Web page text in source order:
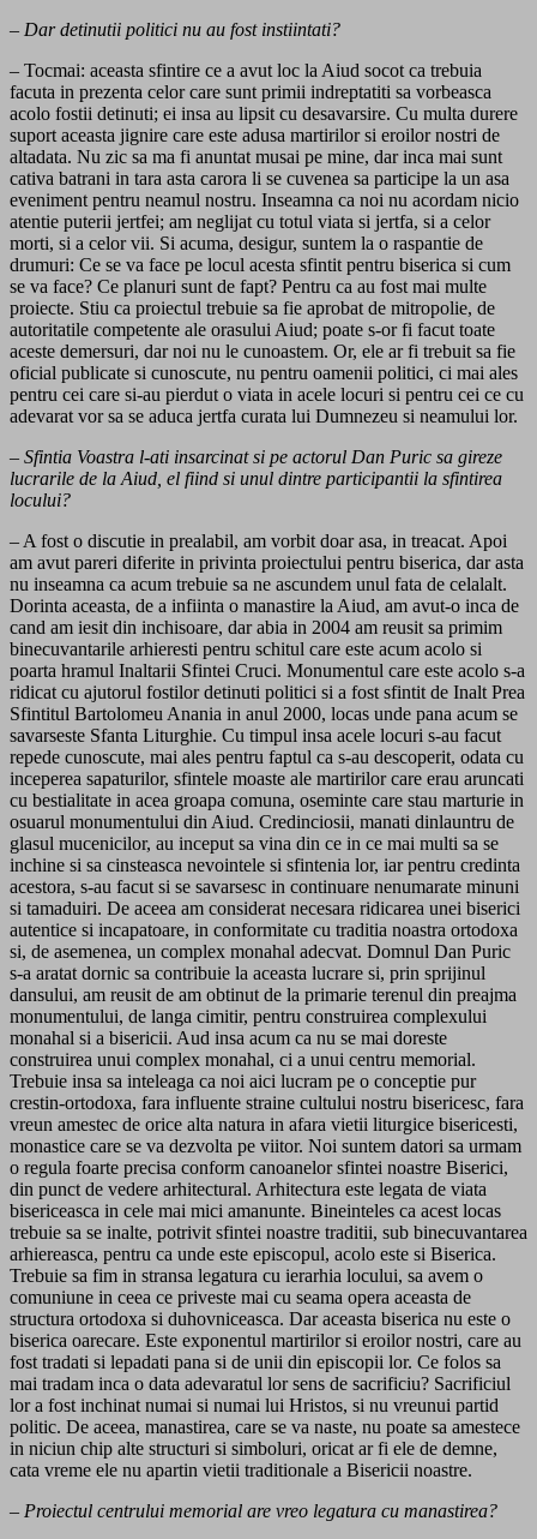
– Dar detinutii politici nu au fost instiintati?
– Tocmai: aceasta sfintire ce a avut loc la Aiud socot ca trebuia
facuta in prezenta celor care sunt primii indreptatiti sa vorbeasca
acolo fostii detinuti; ei insa au lipsit cu desavarsire. Cu multa durere
suport aceasta jignire care este adusa martirilor si eroilor nostri de
altadata. Nu zic sa ma fi anuntat musai pe mine, dar inca mai sunt
cativa batrani in tara asta carora li se cuvenea sa participe la un asa
eveniment pentru neamul nostru. Inseamna ca noi nu acordam nicio
atentie puterii jertfei; am neglijat cu totul viata si jertfa, si a celor
morti, si a celor vii. Si acuma, desigur, suntem la o raspantie de
drumuri: Ce se va face pe locul acesta sfintit pentru biserica si cum
se va face? Ce planuri sunt de fapt? Pentru ca au fost mai multe
proiecte. Stiu ca proiectul trebuie sa fie aprobat de mitropolie, de
autoritatile competente ale orasului Aiud; poate s-or fi facut toate
aceste demersuri, dar noi nu le cunoastem. Or, ele ar fi trebuit sa fie
oficial publicate si cunoscute, nu pentru oamenii politici, ci mai ales
pentru cei care si-au pierdut o viata in acele locuri si pentru cei ce cu
adevarat vor sa se aduca jertfa curata lui Dumnezeu si neamului lor.
– Sfintia Voastra l-ati insarcinat si pe actorul Dan Puric sa gireze
lucrarile de la Aiud, el fiind si unul dintre participantii la sfintirea
locului?
– A fost o discutie in prealabil, am vorbit doar asa, in treacat. Apoi
am avut pareri diferite in privinta proiectului pentru biserica, dar asta
nu inseamna ca acum trebuie sa ne ascundem unul fata de celalalt.
Dorinta aceasta, de a infiinta o manastire la Aiud, am avut-o inca de
cand am iesit din inchisoare, dar abia in 2004 am reusit sa primim
binecuvantarile arhieresti pentru schitul care este acum acolo si
poarta hramul Inaltarii Sfintei Cruci. Monumentul care este acolo s-a
ridicat cu ajutorul fostilor detinuti politici si a fost sfintit de Inalt Prea
Sfintitul Bartolomeu Anania in anul 2000, locas unde pana acum se
savarseste Sfanta Liturghie. Cu timpul insa acele locuri s-au facut
repede cunoscute, mai ales pentru faptul ca s-au descoperit, odata cu
inceperea sapaturilor, sfintele moaste ale martirilor care erau aruncati
cu bestialitate in acea groapa comuna, oseminte care stau marturie in
osuarul monumentului din Aiud. Credinciosii, manati dinlauntru de
glasul mucenicilor, au inceput sa vina din ce in ce mai multi sa se
inchine si sa cinsteasca nevointele si sfintenia lor, iar pentru credinta
acestora, s-au facut si se savarsesc in continuare nenumarate minuni
si tamaduiri. De aceea am considerat necesara ridicarea unei biserici
autentice si incapatoare, in conformitate cu traditia noastra ortodoxa
si, de asemenea, un complex monahal adecvat. Domnul Dan Puric
s-a aratat dornic sa contribuie la aceasta lucrare si, prin sprijinul
dansului, am reusit de am obtinut de la primarie terenul din preajma
monumentului, de langa cimitir, pentru construirea complexului
monahal si a bisericii. Aud insa acum ca nu se mai doreste
construirea unui complex monahal, ci a unui centru memorial.
Trebuie insa sa inteleaga ca noi aici lucram pe o conceptie pur
crestin-ortodoxa, fara influente straine cultului nostru bisericesc, fara
vreun amestec de orice alta natura in afara vietii liturgice bisericesti,
monastice care se va dezvolta pe viitor. Noi suntem datori sa urmam
o regula foarte precisa conform canoanelor sfintei noastre Biserici,
din punct de vedere arhitectural. Arhitectura este legata de viata
bisericeasca in cele mai mici amanunte. Bineinteles ca acest locas
trebuie sa se inalte, potrivit sfintei noastre traditii, sub binecuvantarea
arhiereasca, pentru ca unde este episcopul, acolo este si Biserica.
Trebuie sa fim in stransa legatura cu ierarhia locului, sa avem o
comuniune in ceea ce priveste mai cu seama opera aceasta de
structura ortodoxa si duhovniceasca. Dar aceasta biserica nu este o
biserica oarecare. Este exponentul martirilor si eroilor nostri, care au
fost tradati si lepadati pana si de unii din episcopii lor. Ce folos sa
mai tradam inca o data adevaratul lor sens de sacrificiu? Sacrificiul
lor a fost inchinat numai si numai lui Hristos, si nu vreunui partid
politic. De aceea, manastirea, care se va naste, nu poate sa amestece
in niciun chip alte structuri si simboluri, oricat ar fi ele de demne,
cata vreme ele nu apartin vietii traditionale a Bisericii noastre.
– Proiectul centrului memorial are vreo legatura cu manastirea?